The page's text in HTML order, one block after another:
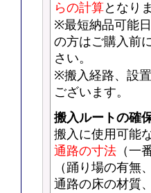
らの計算となり
※最短納品可能
の方はご購入前
さい。
※搬入経路、設
ございます。
搬入ルートの確
搬入に使用可能
通路の寸法（一
（踊り場の有無
通路の床の材質